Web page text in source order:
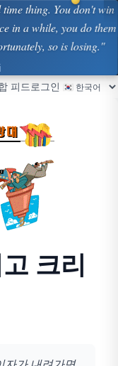
thing. You don't win
in a while, you do them
so is losing."
피드로그인
크리